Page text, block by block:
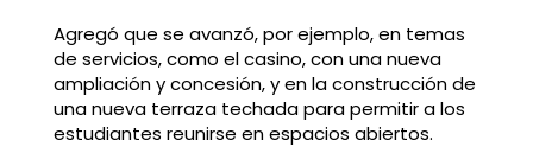
Agregó que se avanzó, por ejemplo, en temas
de servicios, como el casino, con una nueva
ampliación y concesión, y en la construcción de
una nueva terraza techada para permitir a los
estudiantes reunirse en espacios abiertos.